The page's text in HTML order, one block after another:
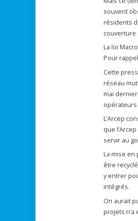
souvent
résidents
couverture
La loi
Pour
Cette
réseau
mai
opérateurs
L’Arcep
que
servir au
La mise
être
y entrer
intégrés.
On aurait
projets n’a